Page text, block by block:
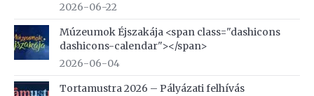
2026-06-22
Múzeumok Éjszakája <span class="dashicons
dashicons-calendar"></span>
2026-06-04
Tortamustra 2026 – Pályázati felhívás